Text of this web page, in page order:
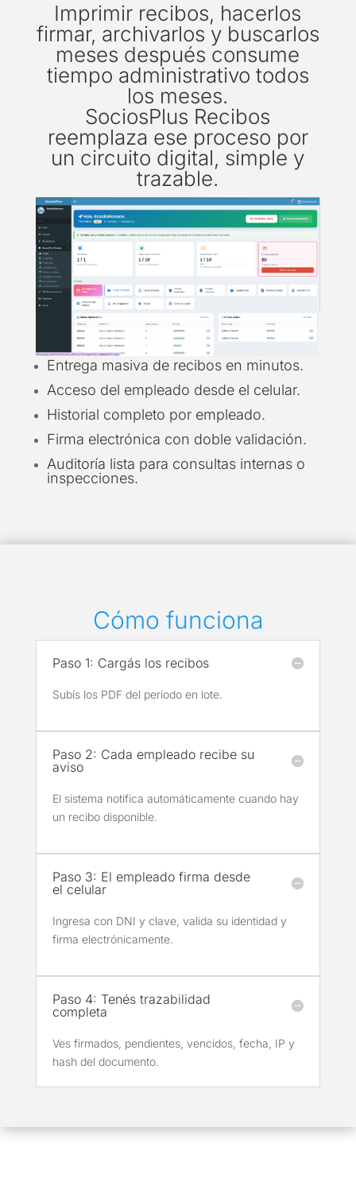
Imprimir recibos, hacerlos
firmar, archivarlos y buscarlos
meses después consume
tiempo administrativo todos
los meses.
SociosPlus Recibos
reemplaza ese proceso por
un circuito digital, simple y
trazable.
Entrega masiva de recibos en minutos.
Acceso del empleado desde el celular.
Historial completo por empleado.
Firma electrónica con doble validación.
Auditoría lista para consultas internas o
inspecciones.
Cómo funciona
Paso 1: Cargás los recibos
Subís los PDF del período en lote.
Paso 2: Cada empleado recibe su
aviso
El sistema notifica automáticamente cuando hay
un recibo disponible.
Paso 3: El empleado firma desde
el celular
Ingresa con DNI y clave, valida su identidad y
firma electrónicamente.
Paso 4: Tenés trazabilidad
completa
Ves firmados, pendientes, vencidos, fecha, IP y
hash del documento.